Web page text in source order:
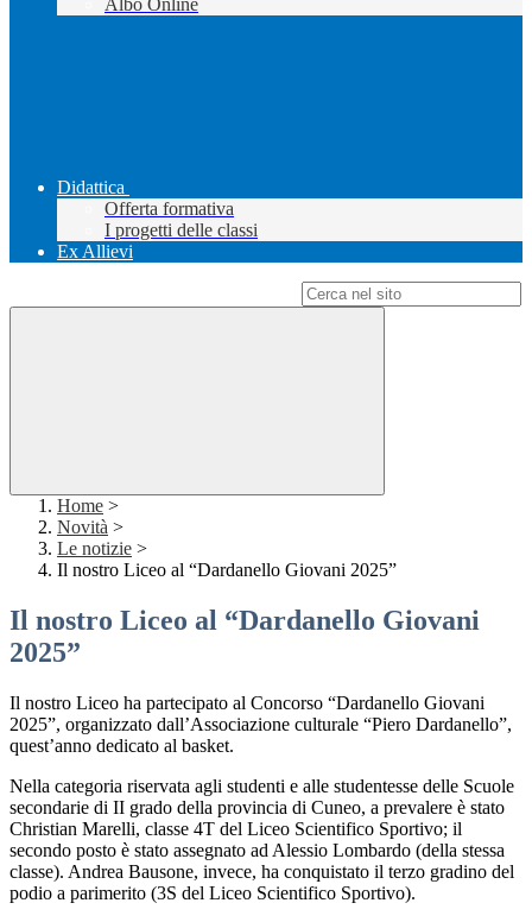
Albo Online
Didattica
Offerta formativa
I progetti delle classi
Ex Allievi
Home >
Novità >
Le notizie >
Il nostro Liceo al “Dardanello Giovani 2025”
Il nostro Liceo al “Dardanello Giovani
2025”
Il nostro Liceo ha partecipato al Concorso “Dardanello Giovani
2025”, organizzato dall’Associazione culturale “Piero Dardanello”,
quest’anno dedicato al basket.
Nella categoria riservata agli studenti e alle studentesse delle Scuole
secondarie di II grado della provincia di Cuneo, a prevalere è stato
Christian Marelli, classe 4T del Liceo Scientifico Sportivo; il
secondo posto è stato assegnato ad Alessio Lombardo (della stessa
classe). Andrea Bausone, invece, ha conquistato il terzo gradino del
podio a parimerito (3S del Liceo Scientifico Sportivo).